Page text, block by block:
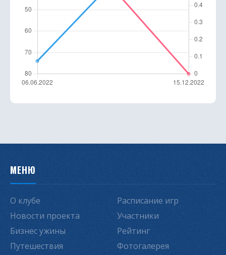
МЕНЮ
О клубе
Новости проекта
Бизнес ужины
Путешествия
Расписание игр
Участники
Рейтинг
Фотогалерея